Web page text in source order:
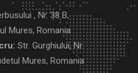
, Nr. 38 B,
Mures, Romania
Str. Gurghiului, Nr.
Mures, Romania